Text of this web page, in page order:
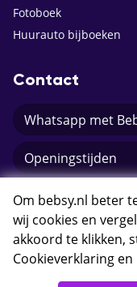
Fotoboek
Huurauto bijboeken
Contact
Whatsapp met
Openingstijden
E-mail Bebsy.nl
Om bebsy.nl beter
wij cookies en
akkoord te klikken,
Cookieverklaring en